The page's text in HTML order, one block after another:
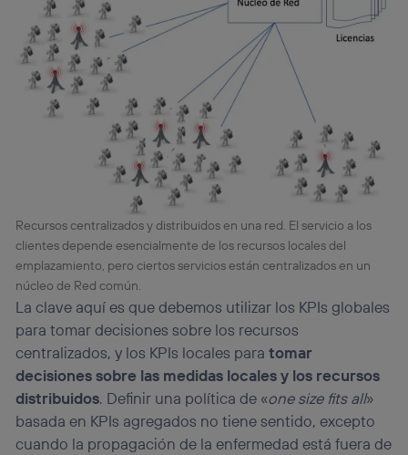
Recursos centralizados y distribuidos en una red. El servicio a los
clientes depende esencialmente de los recursos locales del
emplazamiento, pero ciertos servicios están centralizados en un
núcleo de Red común.
La clave aquí es que debemos utilizar los KPIs globales
para tomar decisiones sobre los recursos
centralizados, y los KPIs locales paratomar
decisiones sobre las medidas locales y los recursos
distribuidos. Definir una política de «one size fits all»
basada en KPIs agregados no tiene sentido, excepto
cuando la propagación de la enfermedad está fuera de